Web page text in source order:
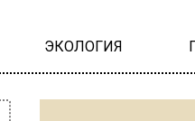
ЭКОЛОГИЯ